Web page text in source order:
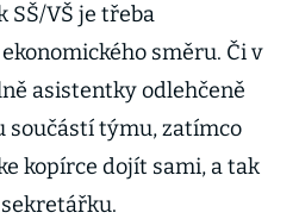
SŠ/VŠ je třeba
směru. Či v
asistentky odlehčeně
součástí týmu, zatímco
kopírce dojít sami, a tak